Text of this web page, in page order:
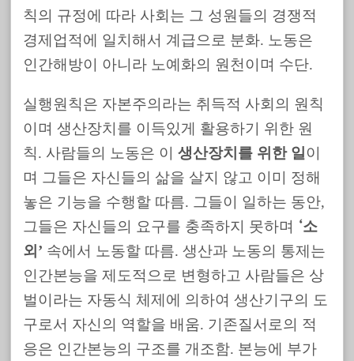
칙의 규정에 따라 사회는 그 성원들의 경쟁적
경제업적에 일치해서 계급으로 분화. 노동은
인간해방이 아니라 노예화의 원천이며 수단.
실행원칙은 자본주의라는 취득적 사회의 원칙
이며 생산장치를 이득있게 활용하기 위한 원
칙. 사람들의 노동은 이 생산장치를 위한 일 이
며 그들은 자신들의 삶을 살지 않고 이미 정해
놓은 기능을 수행할 따름. 그들이 일하는 동안,
그들은 자신들의 요구를 충족하지 못하며 ‘소
외’ 속에서 노동할 따름. 생산과 노동의 통제는
인간본능을 제도적으로 변형하고 사람들은 상
벌이라는 자동식 체제에 의하여 생산기구의 도
구로서 자신의 역할을 배움. 기존질서로의 적
응은 인간본능의 구조를 개조함. 본능에 부가